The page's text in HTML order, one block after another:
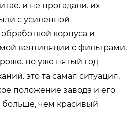
и не прогадали. их
с усиленной
корпуса и
вентиляции с фильтрами.
но уже пятый год
это та самая ситуация,
положение завода и его
больше, чем красивый